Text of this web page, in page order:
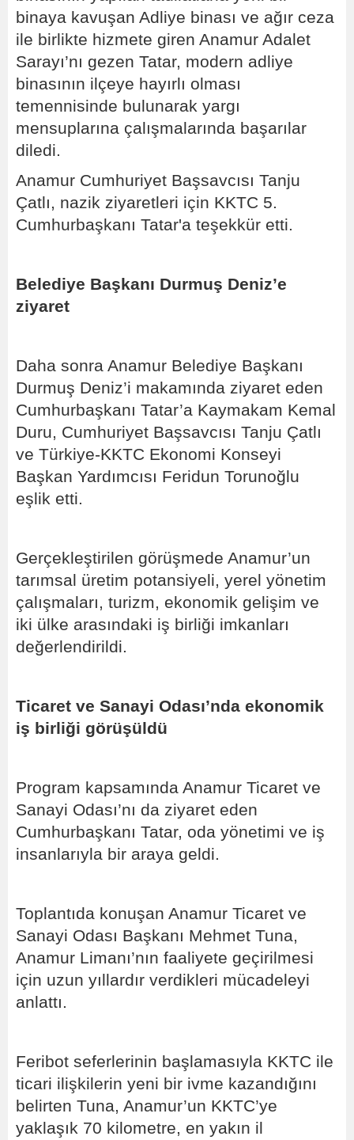
binaya kavuşan Adliye binası ve ağır ceza
ile birlikte hizmete giren Anamur Adalet
Sarayı’nı gezen Tatar, modern adliye
binasının ilçeye hayırlı olması
temennisinde bulunarak yargı
mensuplarına çalışmalarında başarılar
diledi.
Anamur Cumhuriyet Başsavcısı Tanju
Çatlı, nazik ziyaretleri için KKTC 5.
Cumhurbaşkanı Tatar'a teşekkür etti.
Belediye Başkanı Durmuş Deniz’e
ziyaret
Daha sonra Anamur Belediye Başkanı
Durmuş Deniz’i makamında ziyaret eden
Cumhurbaşkanı Tatar’a Kaymakam Kemal
Duru, Cumhuriyet Başsavcısı Tanju Çatlı
ve Türkiye-KKTC Ekonomi Konseyi
Başkan Yardımcısı Feridun Torunoğlu
eşlik etti.
Gerçekleştirilen görüşmede Anamur’un
tarımsal üretim potansiyeli, yerel yönetim
çalışmaları, turizm, ekonomik gelişim ve
iki ülke arasındaki iş birliği imkanları
değerlendirildi.
Ticaret ve Sanayi Odası’nda ekonomik
iş birliği görüşüldü
Program kapsamında Anamur Ticaret ve
Sanayi Odası’nı da ziyaret eden
Cumhurbaşkanı Tatar, oda yönetimi ve iş
insanlarıyla bir araya geldi.
Toplantıda konuşan Anamur Ticaret ve
Sanayi Odası Başkanı Mehmet Tuna,
Anamur Limanı’nın faaliyete geçirilmesi
için uzun yıllardır verdikleri mücadeleyi
anlattı.
Feribot seferlerinin başlamasıyla KKTC ile
ticari ilişkilerin yeni bir ivme kazandığını
belirten Tuna, Anamur’un KKTC’ye
yaklaşık 70 kilometre, en yakın il